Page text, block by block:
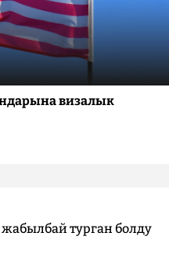
визалык
турган болду